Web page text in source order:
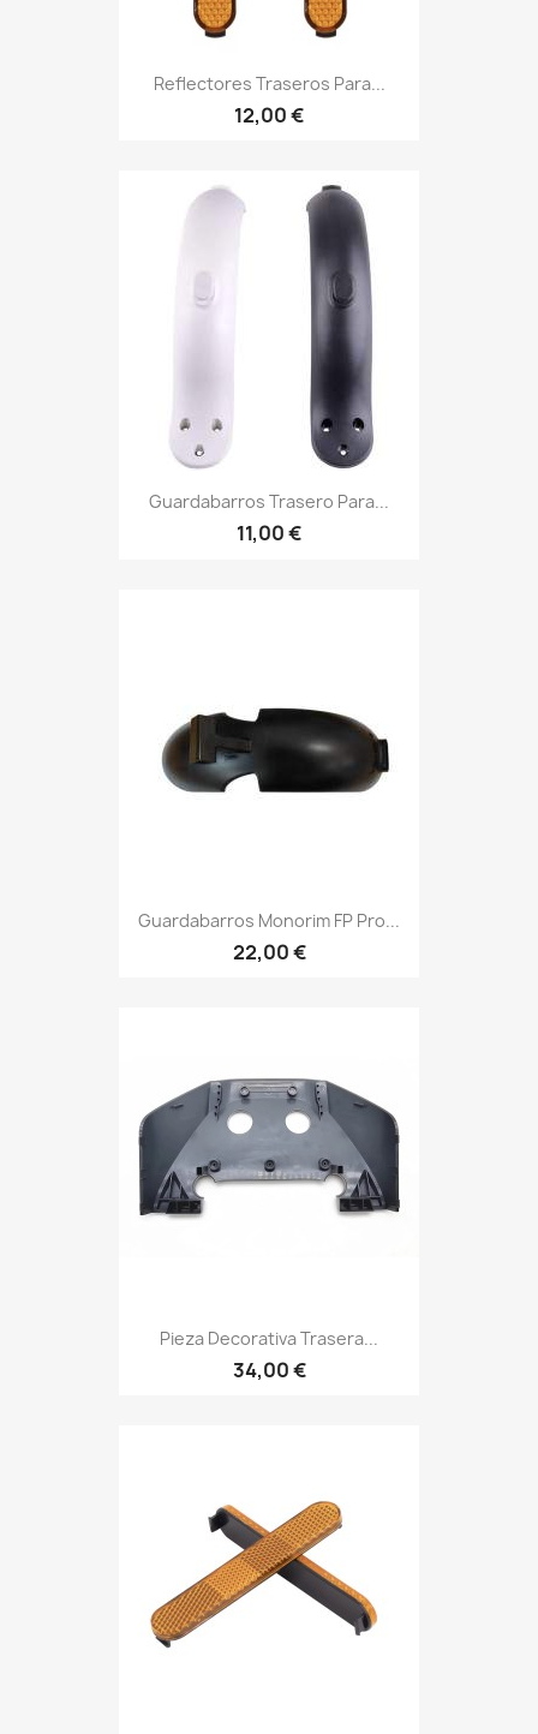
Reflectores Traseros Para...
12,00 €
Guardabarros Trasero Para...
11,00 €
Guardabarros Monorim FP Pro...
22,00 €
Pieza Decorativa Trasera...
34,00 €